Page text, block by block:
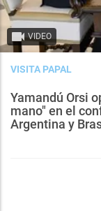
VIDEO
VISITA PAPAL
Yamandú Orsi
mano" en el
Argentina y